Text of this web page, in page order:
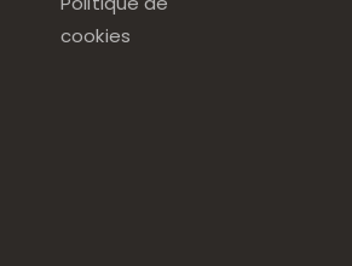
cookies